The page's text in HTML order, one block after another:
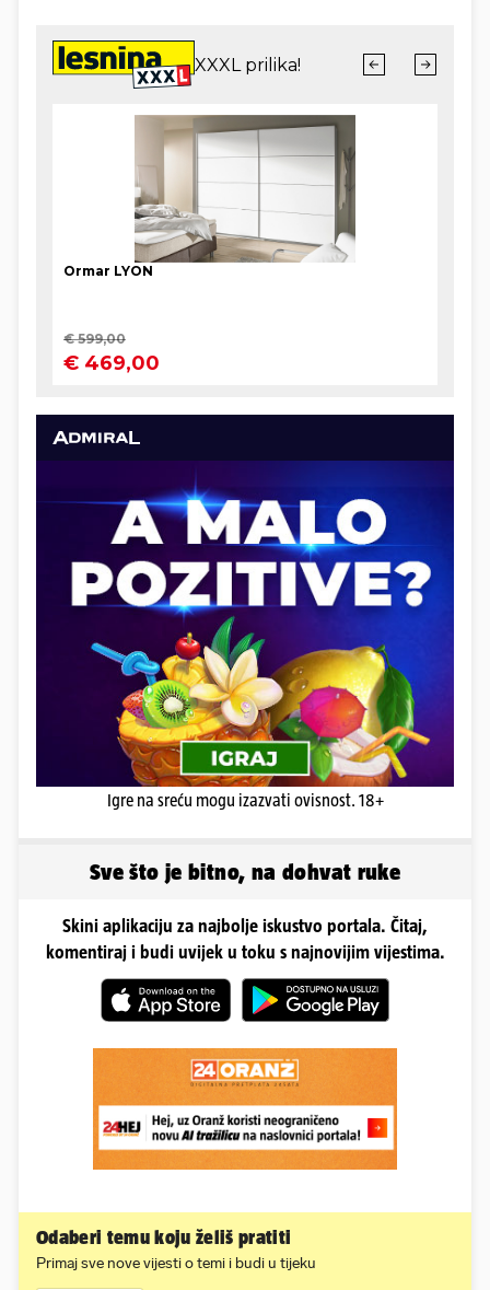
Igre na sreću mogu izazvati ovisnost. 18+
Sve što je bitno, na dohvat ruke
Skini aplikaciju za najbolje iskustvo portala. Čitaj,
komentiraj i budi uvijek u toku s najnovijim vijestima.
Odaberi temu koju želiš pratiti
Primaj sve nove vijesti o temi i budi u tijeku